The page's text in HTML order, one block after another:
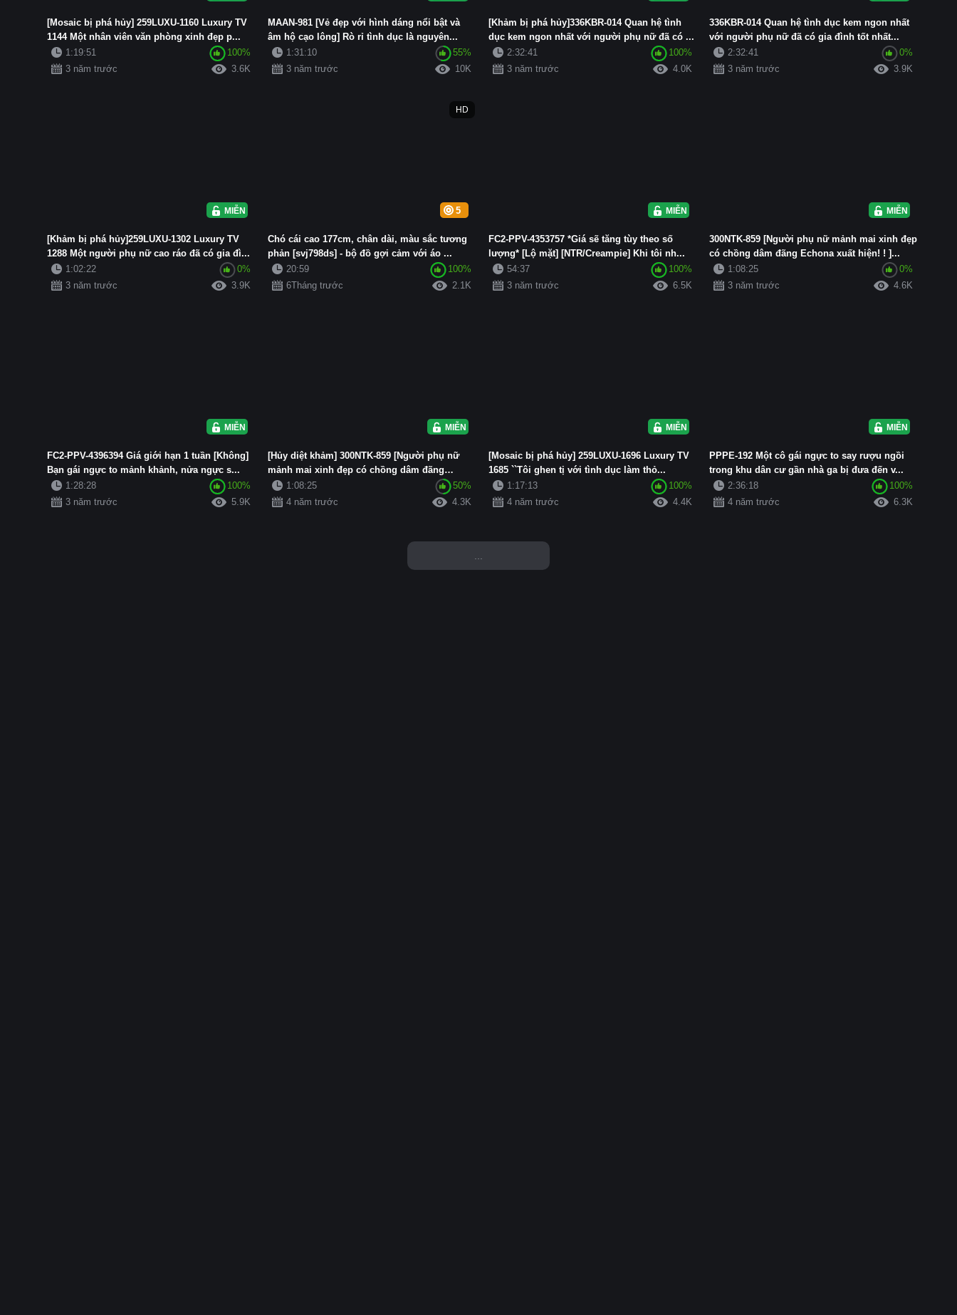
[Mosaic bị phá hủy] 259LUXU-1160 Luxury TV
1144 Một nhân viên văn phòng xinh đẹp p...
1:19:51
100%
3 năm trước
3.6K
MAAN-981 [Vẻ đẹp với hình dáng nổi bật và
âm hộ cạo lông] Rò rỉ tình dục là nguyên...
1:31:10
55%
3 năm trước
10K
[Khảm bị phá hủy]336KBR-014 Quan hệ tình
dục kem ngon nhất với người phụ nữ đã có ...
2:32:41
100%
3 năm trước
4.0K
336KBR-014 Quan hệ tình dục kem ngon nhất
với người phụ nữ đã có gia đình tốt nhất...
2:32:41
0%
3 năm trước
3.9K
MIỄN PHÍ
[Khảm bị phá hủy]259LUXU-1302 Luxury TV
1288 Một người phụ nữ cao ráo đã có gia đì...
1:02:22
0%
3 năm trước
3.9K
5
HD
Chó cái cao 177cm, chân dài, màu sắc tương
phản [svj798ds] - bộ đồ gợi cảm với áo ...
20:59
100%
6Tháng trước
2.1K
MIỄN PHÍ
FC2-PPV-4353757 *Giá sẽ tăng tùy theo số
lượng* [Lộ mặt] [NTR/Creampie] Khi tôi nh...
54:37
100%
3 năm trước
6.5K
MIỄN PHÍ
300NTK-859 [Người phụ nữ mảnh mai xinh đẹp
có chồng dâm đãng Echona xuất hiện! ! ]...
1:08:25
0%
3 năm trước
4.6K
MIỄN PHÍ
FC2-PPV-4396394 Giá giới hạn 1 tuần [Không]
Bạn gái ngực to mảnh khảnh, nửa ngực s...
1:28:28
100%
3 năm trước
5.9K
MIỄN PHÍ
[Hủy diệt khảm] 300NTK-859 [Người phụ nữ
mảnh mai xinh đẹp có chồng dâm đãng
Echon...
1:08:25
50%
4 năm trước
4.3K
MIỄN PHÍ
[Mosaic bị phá hủy] 259LUXU-1696 Luxury TV
1685 ``Tôi ghen tị với tình dục làm thỏ...
1:17:13
100%
4 năm trước
4.4K
MIỄN PHÍ
PPPE-192 Một cô gái ngực to say rượu ngồi
trong khu dân cư gần nhà ga bị đưa đến v...
2:36:18
100%
4 năm trước
6.3K